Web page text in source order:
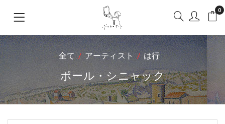
0
全て アーティスト は行
ポール・シニャック